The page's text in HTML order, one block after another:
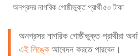
অনগ্রসর নাগরিক গোষ্ঠীভুক্ত প্রার্থী৫০ টাকা
অনগ্রসর নাগরিক গোষ্ঠীভুক্ত প্রার্থীরা
এই লিঙ্কেআবেদন করতে পারবেন।